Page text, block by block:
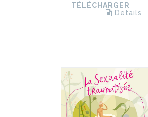
TÉLÉCHARGER
Details